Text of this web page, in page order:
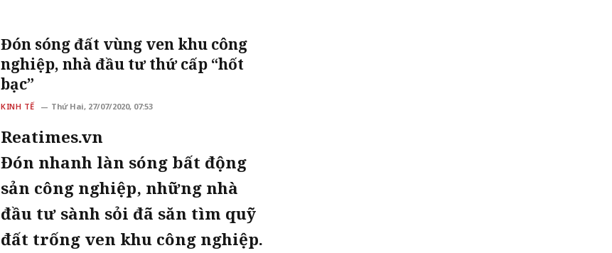
Đón sóng đất vùng ven khu công
nghiệp, nhà đầu tư thứ cấp “hốt
bạc”
KINH TẾ Thứ Hai, 27/07/2020, 07:53
Reatimes.vn
Đón nhanh làn sóng bất động
sản công nghiệp, những nhà
đầu tư sành sỏi đã săn tìm quỹ
đất trống ven khu công nghiệp.